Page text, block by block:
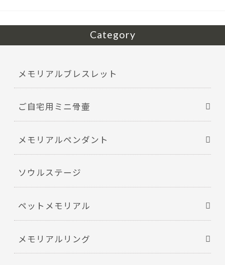
Category
メモリアルブレスレット
ご自宅用ミニ骨壷
メモリアルペンダント
ソウルステージ
ペットメモリアル
メモリアルリング